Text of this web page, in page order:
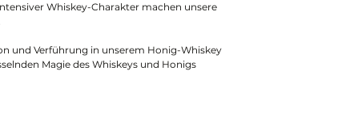
Whiskey-Charakter machen unsere
und Verführung in unserem Honig-Whiskey
Magie des Whiskeys und Honigs